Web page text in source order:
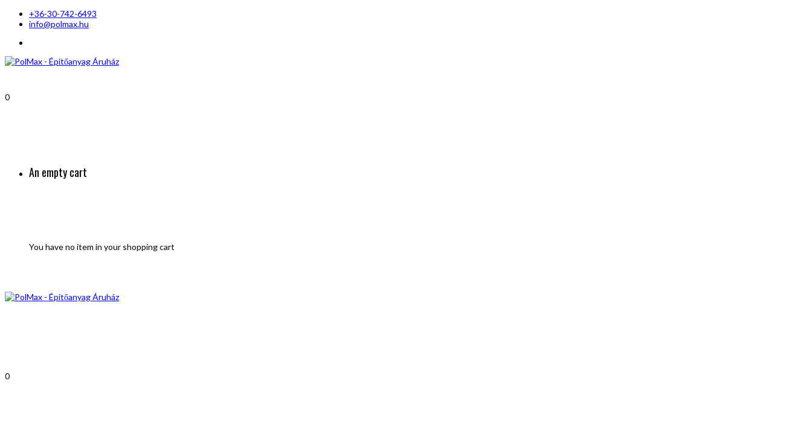
+36-30-742-6493
info@polmax.hu
0
An empty cart
You have no item in your shopping cart
0